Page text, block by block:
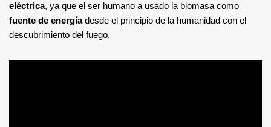
eléctrica, ya que el ser humano a usado la biomasa como
fuente de energíadesde el principio de la humanidad con el
descubrimiento del fuego.